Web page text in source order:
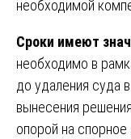
необходимой
Сроки имеют
необходимо в
до удаления суда
вынесения
опорой на